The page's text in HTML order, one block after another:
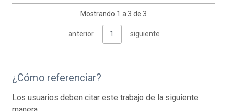
Mostrando 1 a 3 de 3
anterior 1 siguiente
¿Cómo referenciar?
Los usuarios deben citar este trabajo de la siguiente